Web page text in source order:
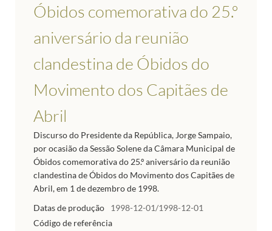
Óbidos comemorativa do 25.º
aniversário da reunião
clandestina de Óbidos do
Movimento dos Capitães de
Abril
Discurso do Presidente da República, Jorge Sampaio,
por ocasião da Sessão Solene da Câmara Municipal de
Óbidos comemorativa do 25.º aniversário da reunião
clandestina de Óbidos do Movimento dos Capitães de
Abril, em 1 de dezembro de 1998.
Datas de produção
1998-12-01/1998-12-01
Código de referência